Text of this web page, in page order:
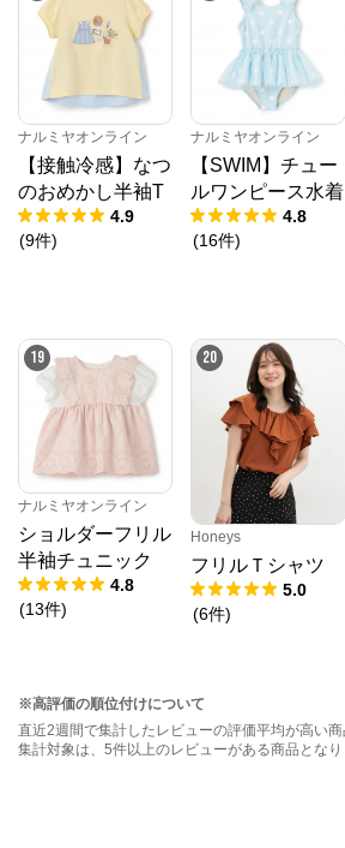
ナルミヤオンライン
【接触冷感】なつ
のおめかし半袖T
4.9
(9件)
ナルミヤオンライン
【SWIM】チュー
ルワンピース水着
4.8
(16件)
19
ナルミヤオンライン
ショルダーフリル
半袖チュニック
4.8
(13件)
20
Honeys
フリルＴシャツ
5.0
(6件)
※高評価の順位付けについて
直近2週間で集計したレビューの評価平均が高い商
集計対象は、5件以上のレビューがある商品となり